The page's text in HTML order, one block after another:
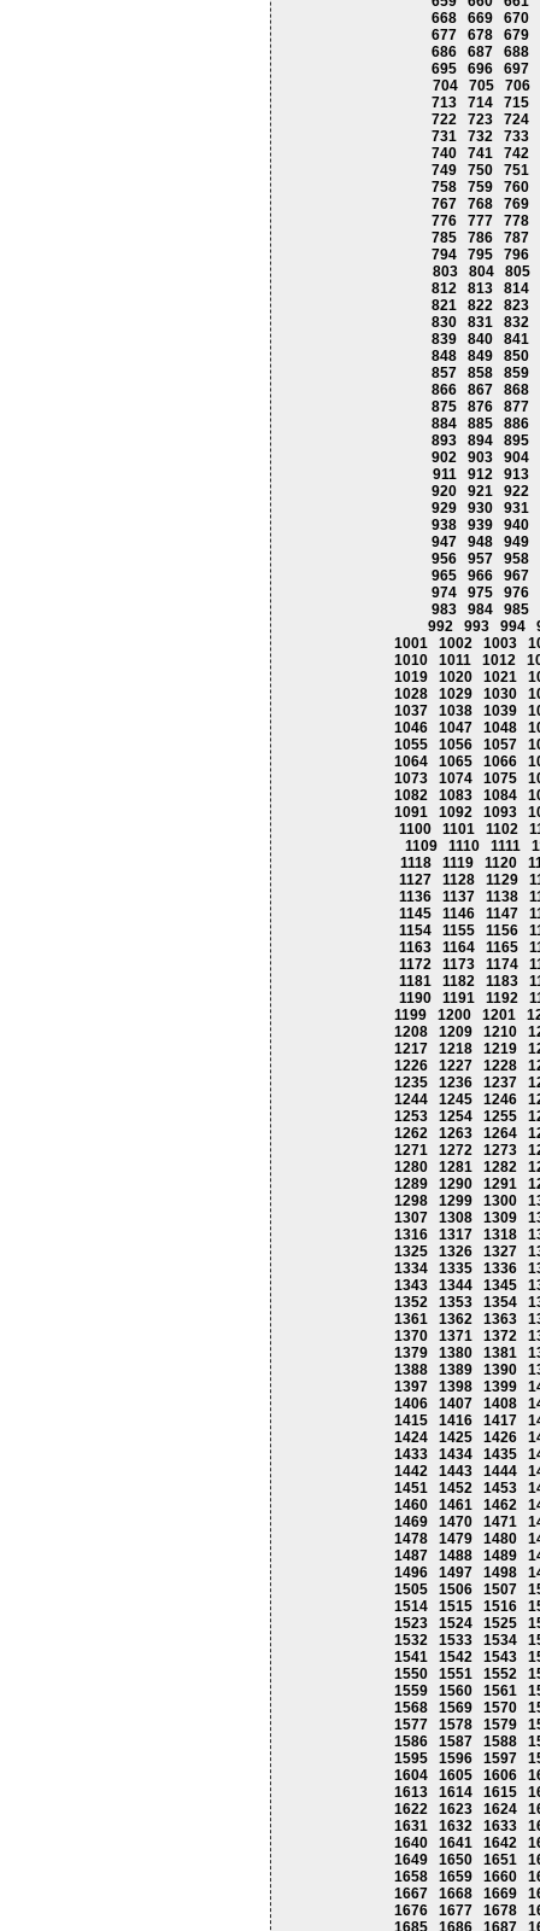
668
669
670
677
678
679
686
687
688
695
696
697
704
705
706
713
714
715
722
723
724
731
732
733
740
741
742
749
750
751
758
759
760
767
768
769
776
777
778
785
786
787
794
795
796
803
804
805
812
813
814
821
822
823
830
831
832
839
840
841
848
849
850
857
858
859
866
867
868
875
876
877
884
885
886
893
894
895
902
903
904
911
912 913
920
921
922
929
930
931
938
939
940
947
948
949
956
957
958
965
966
967
974
975
976
983
984
985
992
993 994
1001
1002 1003
1010
1011 1012
1019
1020 1021
1028
1029 1030
1037
1038 1039
1046
1047 1048
1055
1056 1057
1064
1065 1066
1073
1074 1075
1082
1083 1084
1091
1092 1093
1100
1101 1102
1109
1110 1111
1118
1119 1120
1127
1128 1129
1136
1137 1138
1145
1146 1147
1154
1155 1156
1163
1164 1165
1172
1173 1174
1181
1182 1183
1190
1191 1192
1199
1200 1201
1208
1209 1210
1217
1218 1219
1226
1227 1228
1235
1236 1237
1244
1245 1246
1253
1254 1255
1262
1263 1264
1271
1272 1273
1280
1281 1282
1289
1290 1291
1298
1299 1300
1307
1308 1309
1316
1317 1318
1325
1326 1327
1334
1335 1336
1343
1344 1345
1352
1353 1354
1361
1362 1363
1370
1371 1372
1379
1380 1381
1388
1389 1390
1397
1398 1399
1406
1407 1408
1415
1416 1417
1424
1425 1426
1433
1434 1435
1442
1443 1444
1451
1452 1453
1460
1461 1462
1469
1470 1471
1478
1479 1480
1487
1488 1489
1496
1497 1498
1505
1506 1507
1514
1515 1516
1523
1524 1525
1532
1533 1534
1541
1542 1543
1550
1551 1552
1559
1560 1561
1568
1569 1570
1577
1578 1579
1586
1587 1588
1595
1596 1597
1604
1605 1606
1613
1614 1615
1622
1623 1624
1631
1632 1633
1640
1641 1642
1649
1650 1651
1658
1659 1660
1667
1668 1669
1676
1677 1678